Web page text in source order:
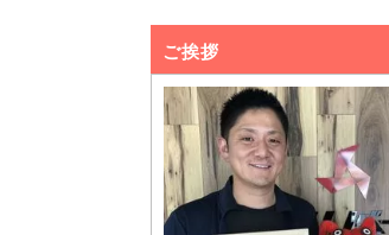
ご挨拶